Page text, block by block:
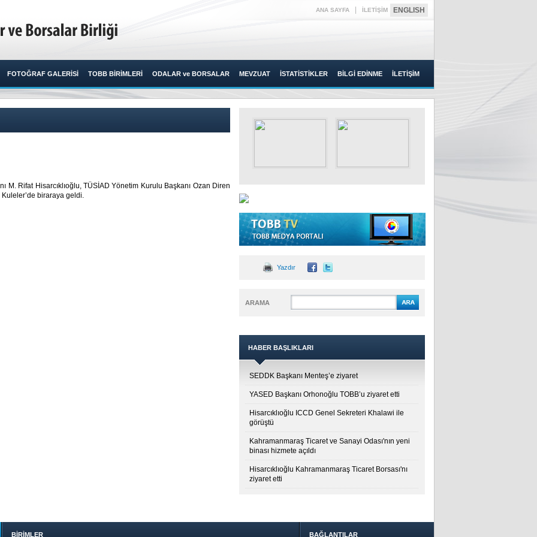
ANA SAYFA İLETİŞİM ENGLISH
FOTOĞRAF GALERİSİ TOBB BİRİMLERİ ODALAR ve BORSALAR MEVZUAT İSTATİSTİKLER BİLGİ EDİNME İLETİŞİM
M. Rifat Hisarcıklıoğlu, TÜSİAD Yönetim Kurulu Başkanı Ozan Diren
Kuleler’de biraraya geldi.
Yazdır
ARAMA
HABER BAŞLIKLARI
SEDDK Başkanı Menteş’e ziyaret
YASED Başkanı Orhonoğlu TOBB’u ziyaret etti
Hisarcıklıoğlu ICCD Genel Sekreteri Khalawi ile
görüştü
Kahramanmaraş Ticaret ve Sanayi Odası'nın yeni
binası hizmete açıldı
Hisarcıklıoğlu Kahramanmaraş Ticaret Borsası'nı
ziyaret etti
BİRİMLER BAĞLANTILAR